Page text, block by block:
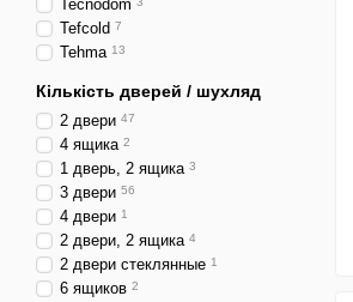
Tecnodom
Tefcold 7
Tehma 13
Кількість дверей / шухляд
2 двери 47
4 ящика 2
1 дверь, 2 ящика 3
3 двери 56
4 двери 1
2 двери, 2 ящика 4
2 двери стеклянные 1
6 ящиков 2